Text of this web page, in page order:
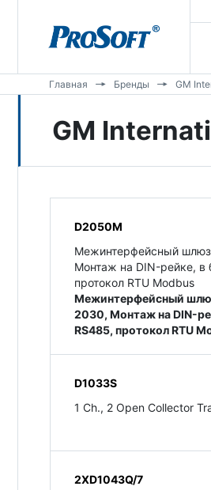
Главная Бренды GM
GM
D2050M
Межинтерфейсный шлюз
Монтаж на DIN-рейке, в
протокол RTU Modbus
Межинтерфейсный
2030, Монтаж на DIN-
RS485, протокол RTU
D1033S
1 Ch., 2 Open Collector
2XD1043Q/7